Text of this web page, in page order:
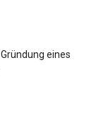
eines